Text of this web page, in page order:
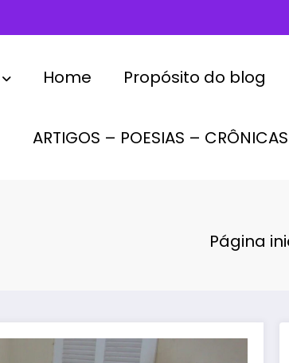
Home Propósito do blog
ARTIGOS – POESIAS –
Página